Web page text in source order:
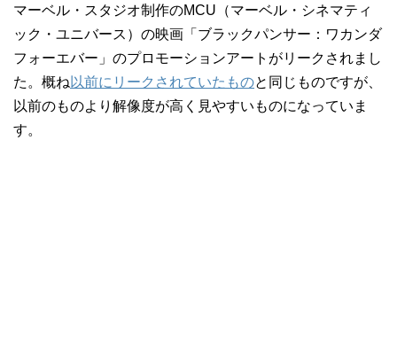
マーベル・スタジオ制作のMCU（マーベル・シネマティ
ック・ユニバース）の映画「ブラックパンサー：ワカンダ
フォーエバー」のプロモーションアートがリークされまし
た。概ね 以前にリークされていたものと同じものですが、
以前のものより解像度が高く見やすいものになっていま
す。